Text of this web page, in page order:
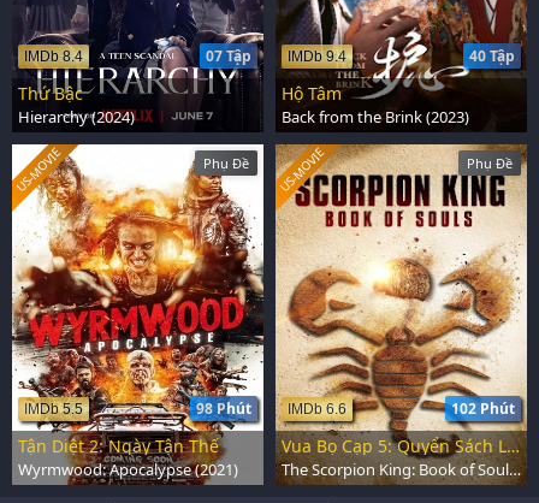
07 Tập
IMDb 8.4
Thứ Bậc
Hierarchy (2024)
40 Tập
IMDb 9.4
Hộ Tâm
Back from the Brink (2023)
Phụ Đề
98 Phút
IMDb 5.5
US-MOVIE
Tận Diệt 2: Ngày Tận Thế
Wyrmwood: Apocalypse (2021)
Phụ Đề
102 Phút
IMDb 6.6
US-MOVIE
Vua Bọ Cạp 5: Quyển Sách Linh Hồn
The Scorpion King: Book of Souls (2018)